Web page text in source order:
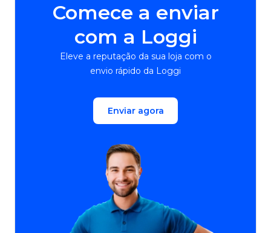
Comece a enviar
com a Loggi
Eleve a reputação da sua loja com o
envio rápido da Loggi
Enviar agora